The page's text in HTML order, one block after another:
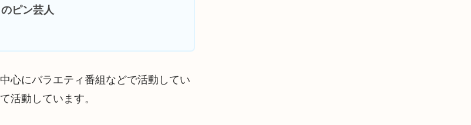
ピン芸人
心にバラエティ番組などで活動してい
活動しています。